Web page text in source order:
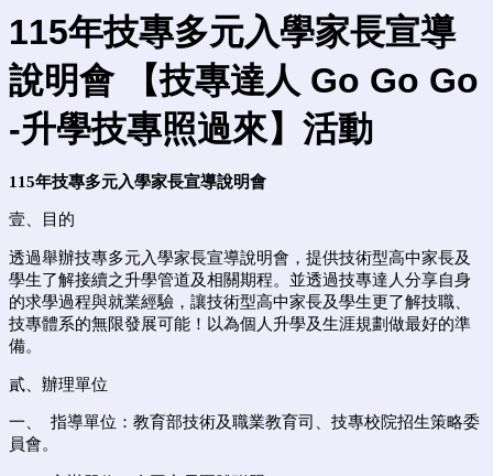
115年技專多元入學家長宣導
說明會
【技專達人 Go Go Go
-升學技專照過來】活動
115年技專多元入學家長宣導說明會
壹、目的
透過舉辦技專多元入學家長宣導說明會，提供技術型高中家長及
學生了解接續之升學管道及相關期程。並透過技專達人分享自身
的求學過程與就業經驗，讓技術型高中家長及學生更了解技職、
技專體系的無限發展可能！以為個人升學及生涯規劃做最好的準
備。
貳、辦理單位
一、 指導單位：教育部技術及職業教育司、技專校院招生策略委
員會。